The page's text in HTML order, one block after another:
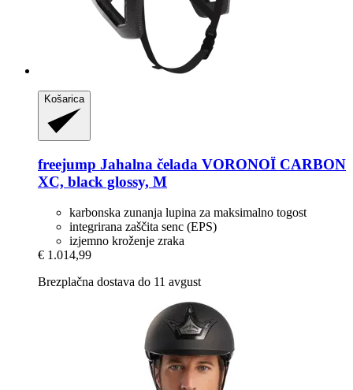
Košarica
freejump Jahalna čelada VORONOÏ CARBON
XC, black glossy, M
karbonska zunanja lupina za maksimalno togost
integrirana zaščita senc (EPS)
izjemno kroženje zraka
€ 1.014,99
Brezplačna dostava do 11 avgust